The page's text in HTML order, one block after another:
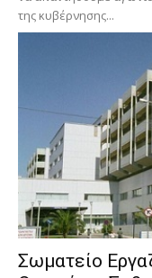
της κυβέρνησης...
Σωματείο